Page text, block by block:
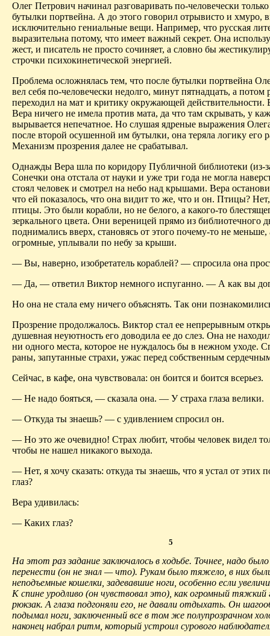
Олег Петрович начинал разговаривать по-человечески
бутылки портвейна. А до этого говорил отрывисто и хмуро,
исключительно гениальные вещи. Например, что русская
выразительна потому, что имеет важный секрет. Она
жест, и писатель не просто сочиняет, а словно бы
строчки психокинетической энергией.
Проблема осложнялась тем, что после бутылки портвейна
вел себя по-человечески недолго, минут пятнадцать, а потом
переходил на мат и критику окружающей
Вера ничего не имела против мата, да что там скрывать, у
вырывается непечатное. Но слушая ядреные выражения
после второй осушенной им бутылки, она теряла логику его
Механизм прозрения далее не срабатывал.
Однажды Вера шла по коридору Публичной библиотеки (из-
Сонечки она отстала от науки и уже три года не могла
стоял человек и смотрел на небо над крышами. Вера
что ей показалось, что она видит то же, что и он. Птицы?
птицы. Это были корабли, но не белого, а какого-то
зеркального цвета. Они вереницей прямо из библиотечного
поднимались вверх, становясь от этого почему-то не
огромные, уплывали по небу за крыши.
— Вы, наверно, изобретатель кораблей? — спросила она
— Да, — ответил Виктор немного испуганно. — А как вы
Но она не стала ему ничего объяснять. Так они
Прозрение продолжалось. Виктор стал ее непрерывным
душевная неуютность его доводила ее до слез. Она не
ни одного места, которое не нуждалось бы в нежном уходе.
раны, запутанные страхи, ужас перед собственным
Сейчас, в кафе, она чувствовала: он боится и боится всерьез.
— Не надо бояться, — сказала она. — У страха глаза велики.
— Откуда ты знаешь? — с удивлением спросил он.
— Но это же очевидно! Страх любит, чтобы человек видел
чтобы не нашел никакого выхода.
— Нет, я хочу сказать: откуда ты знаешь, что я устал от этих
глаз?
Вера удивилась:
— Каких глаз?
5
На этот раз задание заключалось в ходьбе. Точнее, надо
перенести (он не знал — что). Рукам было тяжело, в них
неподъемные кошелки, задевавшие ноги, особенно если
К спине уродливо (он чувствовал это), как огромный тяжкий
рюкзак. А глаза подгоняли его, не давали отдыхать. Он
подымал ноги, заключенный все в том же полупрозрачном
наконец набрал ритм, который устроил сурового